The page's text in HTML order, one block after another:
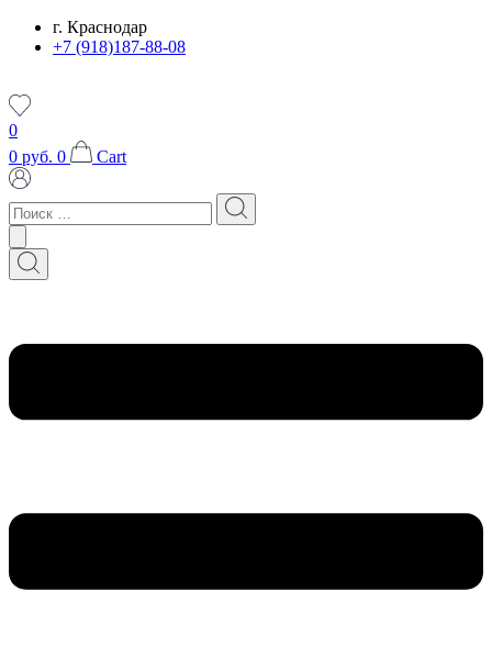
Перейтиг. Краснодар
+7 (918)187-88-08
0
0 руб. 0 Cart